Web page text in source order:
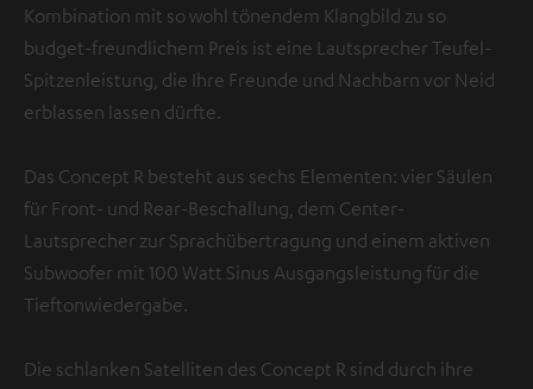
Kombination mit so wohl tönendem Klangbild zu so
budget-freundlichem Preis ist eine Lautsprecher Teufel-
Spitzenleistung, die Ihre Freunde und Nachbarn vor Neid
erblassen lassen dürfte.
Das Concept R besteht aus sechs Elementen: vier Säulen
für Front- und Rear-Beschallung, dem Center-
Lautsprecher zur Sprachübertragung und einem aktiven
Subwoofer mit 100 Watt Sinus Ausgangsleistung für die
Tieftonwiedergabe.
Die schlanken Satelliten des Concept R sind durch ihre